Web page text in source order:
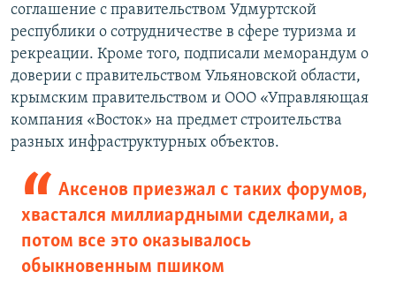
соглашение с правительством Удмуртской
республики о сотрудничестве в сфере туризма и
рекреации. Кроме того, подписали меморандум о
доверии с правительством Ульяновской области,
крымским правительством и ООО «Управляющая
компания «Восток» на предмет строительства
разных инфраструктурных объектов.
Аксенов приезжал с таких форумов,
хвастался миллиардными сделками, а
потом все это оказывалось
обыкновенным пшиком